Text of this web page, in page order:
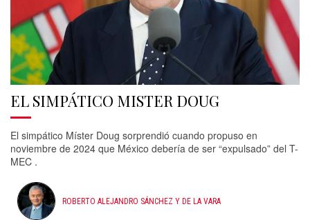
EL SIMPÁTICO MISTER DOUG
El simpático Míster Doug sorprendió cuando propuso en
noviembre de 2024 que México debería de ser “expulsado” del T-
MEC .
ROBERTO ALEJANDRO SÁNCHEZ Y DE LA VARA